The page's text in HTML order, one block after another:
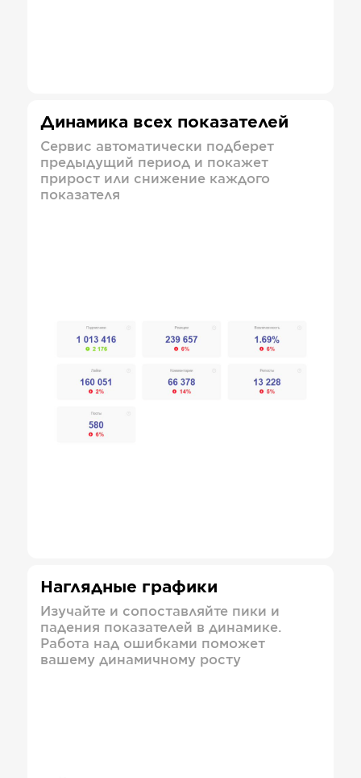
Динамика всех показателей
Сервис автоматически подберет
предыдущий период и покажет
прирост или снижение каждого
показателя
Наглядные графики
Изучайте и сопоставляйте пики и
падения показателей в динамике.
Работа над ошибками поможет
вашему динамичному росту